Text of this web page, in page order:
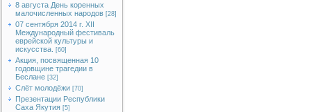
8 августа День коренных
малочисленных народов [28]
07 сентября 2014 г. XII
Международный фестиваль
еврейской культуры и
искусства.
[60]
Акция, посвященная 10
годовщине трагедии в
Беслане [32]
Слёт молодёжи [70]
Презентации Республики
Саха Якутия [5]